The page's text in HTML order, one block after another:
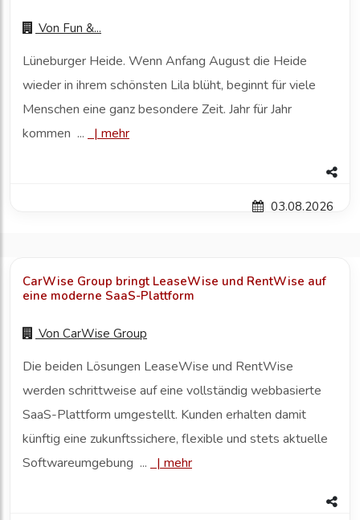
Von Fun &...
Lüneburger Heide. Wenn Anfang August die Heide
wieder in ihrem schönsten Lila blüht, beginnt für viele
Menschen eine ganz besondere Zeit. Jahr für Jahr
kommen ...
| mehr
03.08.2026
CarWise Group bringt LeaseWise und RentWise auf
eine moderne SaaS-Plattform
Von CarWise Group
Die beiden Lösungen LeaseWise und RentWise
werden schrittweise auf eine vollständig webbasierte
SaaS-Plattform umgestellt. Kunden erhalten damit
künftig eine zukunftssichere, flexible und stets aktuelle
Softwareumgebung ...
| mehr